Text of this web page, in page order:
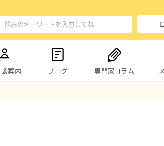
案内 ブログ 専門家コラム